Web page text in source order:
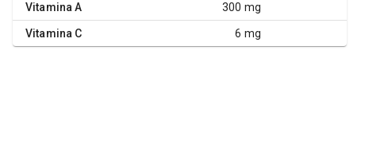
Vitamina A 300 mg
Vitamina C 6 mg